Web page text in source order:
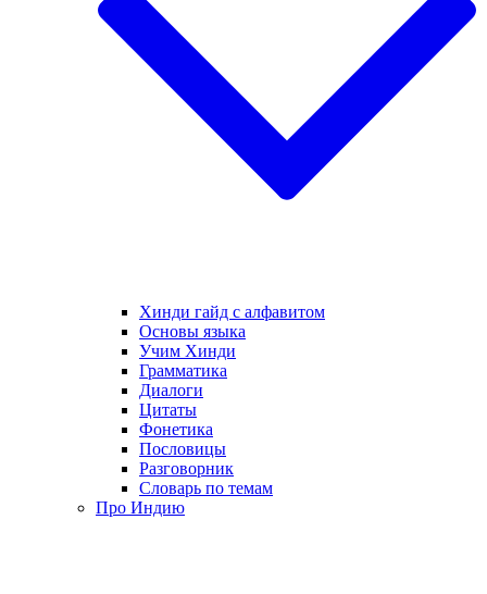
Хинди гайд с алфавитом
Основы языка
Учим Хинди
Грамматика
Диалоги
Цитаты
Фонетика
Пословицы
Разговорник
Словарь по темам
Про Индию